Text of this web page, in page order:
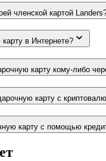
членской картой
в Интернете?
карту кому-либо
карту с
карту с помощью